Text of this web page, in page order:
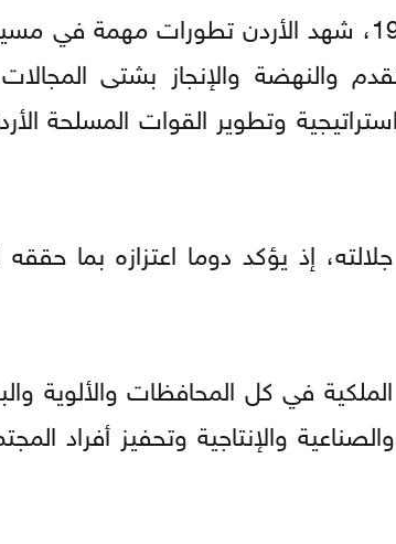
ومنذ جلوس جلالته على العرش في 9 حزيران عام 1999، شهد الأردن تطورات
والنهضة والإنجاز بشتى
وتطوير القوات المسلحة
إذ يؤكد دوما اعتزازه بما
في كل المحافظات والألوية
والإنتاجية وتحفيز أفراد